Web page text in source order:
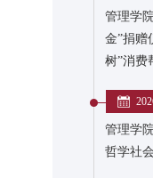
管理学
金”捐赠
树”消费
管理学
哲学社